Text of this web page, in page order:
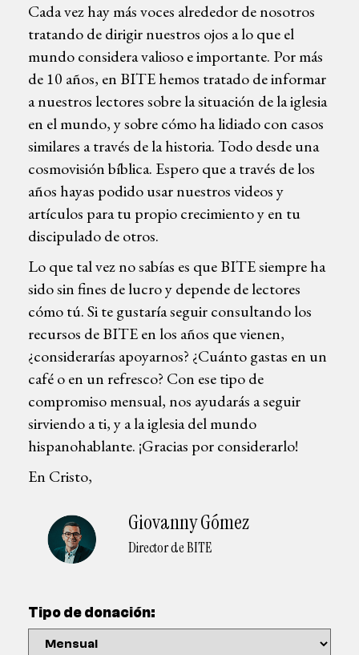
Cada vez hay más voces alrededor de nosotros
tratando de dirigir nuestros ojos a lo que el
mundo considera valioso e importante. Por más
de 10 años, en BITE hemos tratado de informar
a nuestros lectores sobre la situación de la iglesia
en el mundo, y sobre cómo ha lidiado con casos
similares a través de la historia. Todo desde una
cosmovisión bíblica. Espero que a través de los
años hayas podido usar nuestros videos y
artículos para tu propio crecimiento y en tu
discipulado de otros.
Lo que tal vez no sabías es que BITE siempre ha
sido sin fines de lucro y depende de lectores
cómo tú. Si te gustaría seguir consultando los
recursos de BITE en los años que vienen,
¿considerarías apoyarnos? ¿Cuánto gastas en un
café o en un refresco? Con ese tipo de
compromiso mensual, nos ayudarás a seguir
sirviendo a ti, y a la iglesia del mundo
hispanohablante. ¡Gracias por considerarlo!
En Cristo,
Giovanny Gómez
Director de BITE
Tipo de donación: